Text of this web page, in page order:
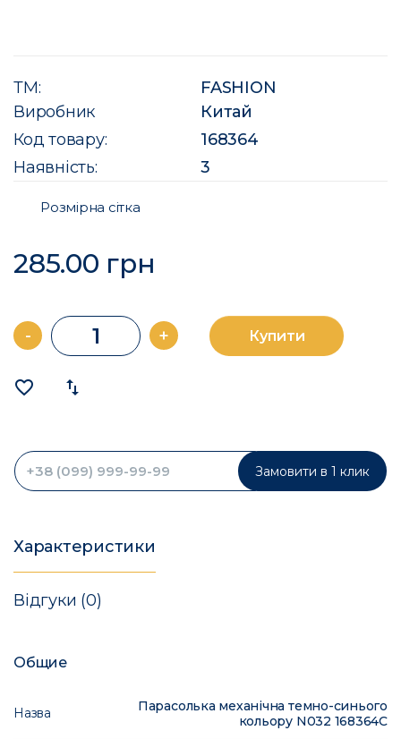
ТМ:
FASHION
Виробник
Китай
Код товару:
168364
Наявність:
3
Розмірна сітка
285.00 грн
- + Купити
favorite_border import_export
Замовити в 1 клик
Характеристики
Відгуки (0)
Общие
Назва
Парасолька механічна темно-синього
кольору N032 168364C